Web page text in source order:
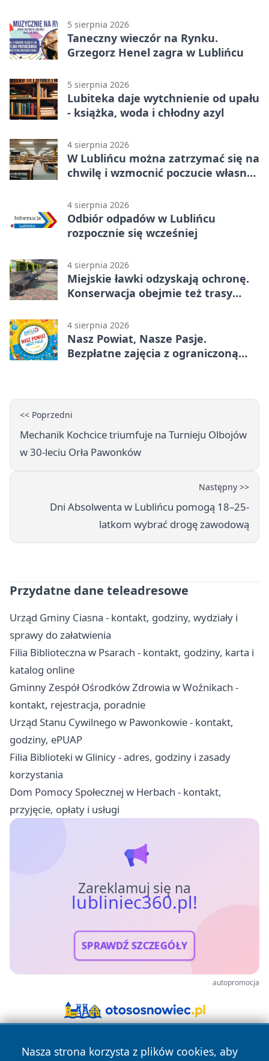
5 sierpnia 2026
Taneczny wieczór na Rynku.
Grzegorz Henel zagra w Lublińcu
5 sierpnia 2026
Lubiteka daje wytchnienie od upału
- książka, woda i chłodny azyl
4 sierpnia 2026
W Lublińcu można zatrzymać się na
chwilę i wzmocnić poczucie własnej
4 sierpnia 2026
Odbiór odpadów w Lublińcu
rozpocznie się wcześniej
4 sierpnia 2026
Miejskie ławki odzyskają ochronę.
Konserwacja obejmie też trasy
4 sierpnia 2026
Nasz Powiat, Nasze Pasje.
Bezpłatne zajęcia z ograniczoną
<< Poprzedni
Mechanik Kochcice triumfuje na Turnieju Olbojów
w 30-leciu Orła Pawonków
Następny >>
Dni Absolwenta w Lublińcu pomogą 18–25-
latkom wybrać drogę zawodową
Przydatne dane teleadresowe
Urząd Gminy Ciasna - kontakt, godziny, wydziały i
sprawy do załatwienia
Filia Biblioteczna w Psarach - kontakt, godziny, karta i
katalog online
Gminny Zespół Ośrodków Zdrowia w Woźnikach -
kontakt, rejestracja, poradnie
Urząd Stanu Cywilnego w Pawonkowie - kontakt,
godziny, ePUAP
Filia Biblioteki w Glinicy - adres, godziny i zasady
korzystania
Dom Pomocy Społecznej w Herbach - kontakt,
przyjęcie, opłaty i usługi
Zareklamuj się na
lubliniec360.pl!
SPRAWDŹ SZCZEGÓŁY
autopromocja
Nasza strona korzysta z plików cookies, aby